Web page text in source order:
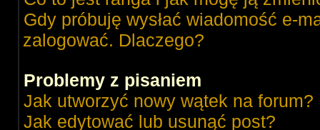
Gdy próbuję wysłać wiadomość e-
zalogować. Dlaczego?
Problemy z pisaniem
Jak utworzyć nowy wątek na forum?
Jak edytować lub usunąć post?